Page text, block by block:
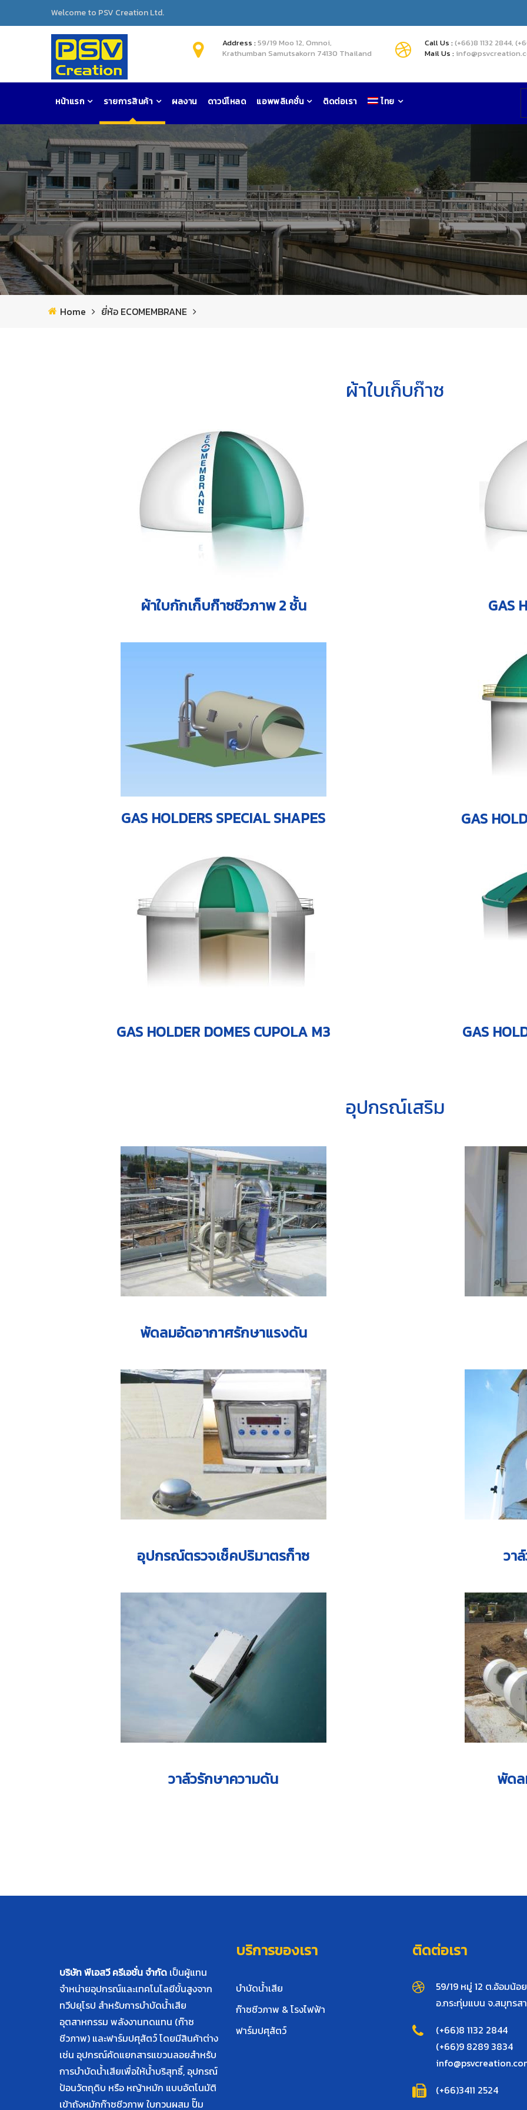
Welcome to PSV Creation Ltd.
Address :59/19 Moo 12, Omnoi,
Krathumban Samutsakorn 74130 Thailand
Call Us :(+66)8 1132 2844,
Mail Us :
หน้าแรก รายการสินค้า ผลงาน ดาวน์โหลด แอพพลิเคชั่น ติดต่อเรา ไทย
Home ยี่ห้อ ECOMEMBRANE
ผ้าใบเก็บก๊าซ
ผ้าใบกักเก็บก๊าซชีวภาพ 2 ชั้น GAS
GAS HOLDERS SPECIAL SHAPES GAS
GAS HOLDER DOMES CUPOLA M3 GAS
อุปกรณ์เสริม
พัดลมอัดอากาศรักษาแรงดัน
อุปกรณ์ตรวจเช็คปริมาตรก็าซ วา
วาล์วรักษาความดัน พัดล
บริษัท พีเอสวี ครีเอชั่น จำกัด เป็นผู้แทน
จำหน่ายอุปกรณ์และเทคโนโลยีขั้นสูงจาก
ทวีปยุโรป สำหรับการบำบัดน้ำเสีย
อุตสาหกรรม พลังงานทดแทน (ก๊าซ
ชีวภาพ) และฟาร์มปศุสัตว์ โดยมีสินค้าต่าง
เช่น อุปกรณ์คัดแยกสารแขวนลอยสำหรับ
การบำบัดน้ำเสียเพื่อให้น้ำบริสุทธิ์, อุปกรณ์
ป้อนวัตถุดิบ หรือ หญ้าหมัก แบบอัตโนมัติ
เข้าถังหมักก๊าซชีวภาพ ใบกวนผสม ปั๊ม
บริการของเรา
บำบัดน้ำเสีย
ก๊าซชีวภาพ & โรงไฟฟ้า
ฟาร์มปศุสัตว์
ติดต่อเรา
59/19 หมู่ 12 ต.อ้อมน้อย
อ.กระทุ่มแบน จ.สมุทรส
(+66)8 1132 2844
(+66)9 8289 3834
(+66)3411 2524